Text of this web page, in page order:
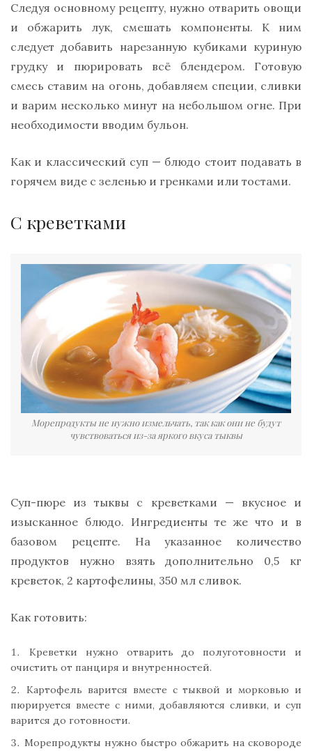
Следуя основному рецепту, нужно отварить овощи
и обжарить лук, смешать компоненты. К ним
следует добавить нарезанную кубиками куриную
грудку и пюрировать всё блендером. Готовую
смесь ставим на огонь, добавляем специи, сливки
и варим несколько минут на небольшом огне. При
необходимости вводим бульон.
Как и классический суп — блюдо стоит подавать в
горячем виде с зеленью и гренками или тостами.
С креветками
Морепродукты не нужно измельчать, так как они не будут
чувствоваться из-за яркого вкуса тыквы
Суп-пюре из тыквы с креветками — вкусное и
изысканное блюдо. Ингредиенты те же что и в
базовом рецепте. На указанное количество
продуктов нужно взять дополнительно 0,5 кг
креветок, 2 картофелины, 350 мл сливок.
Как готовить:
Креветки нужно отварить до полуготовности и
очистить от панциря и внутренностей.
Картофель варится вместе с тыквой и морковью и
пюрируется вместе с ними, добавляются сливки, и суп
варится до готовности.
Морепродукты нужно быстро обжарить на сковороде